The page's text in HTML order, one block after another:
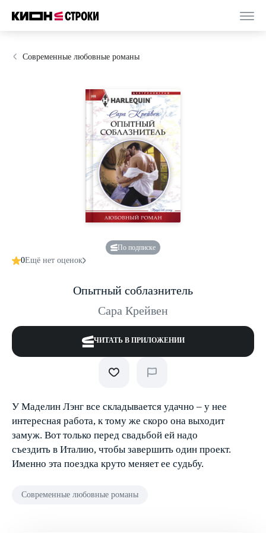
Современные любовные романы
По подписке
0Ещё нет оценок
Опытный соблазнитель
Сара Крейвен
ЧИТАТЬ В ПРИЛОЖЕНИИ
У Маделин Лэнг все складывается удачно – у нее
интересная работа, к тому же скоро она выходит
замуж. Вот только перед свадьбой ей надо
съездить в Италию, чтобы завершить один проект.
Именно эта поездка круто меняет ее судьбу.
Современные любовные романы